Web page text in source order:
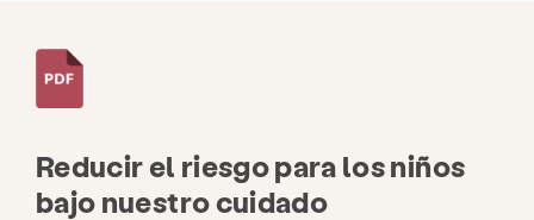
Reducir el riesgo para los niños
bajo nuestro cuidado